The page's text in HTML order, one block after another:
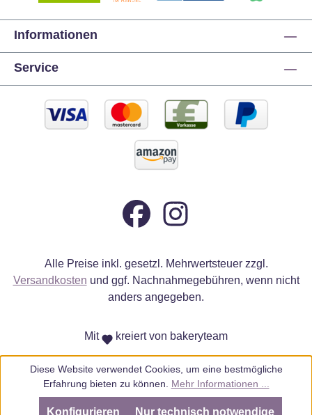
Informationen
Service
Alle Preise inkl. gesetzl. Mehrwertsteuer zzgl.
Versandkosten und ggf. Nachnahmegebühren, wenn nicht
anders angegeben.
Mit kreiert von bakeryteam
Diese Website verwendet Cookies, um eine bestmögliche
Erfahrung bieten zu können. Mehr Informationen ...
Nur technisch notwendige
Konfigurieren